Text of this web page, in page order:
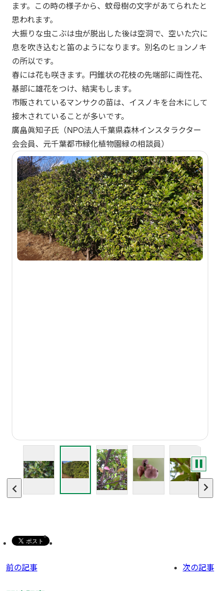
ます。この時の様子から、蚊母樹の文字があてられたと
思われます。
大振りな虫こぶは虫が脱出した後は空洞で、空いた穴に
息を吹き込むと笛のようになります。別名のヒョンノキ
の所以です。
春には花も咲きます。円錐状の花枝の先端部に両性花、
基部に雄花をつけ、結実もします。
市販されているマンサクの苗は、イスノキを台木にして
接木されていることが多いです。
廣畠眞知子氏（NPO法人千葉県森林インスタラクター
会会員、元千葉都市緑化植物園緑の相談員）
前の記事 次の記事